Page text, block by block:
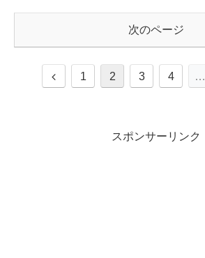
次のページ
1 2 3 4 …
スポンサーリンク